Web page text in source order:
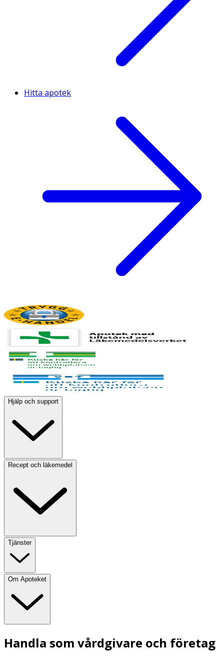
Hitta apotek
Hjälp och support
Recept och läkemedel
Tjänster
Om Apoteket
Handla som vårdgivare och företag